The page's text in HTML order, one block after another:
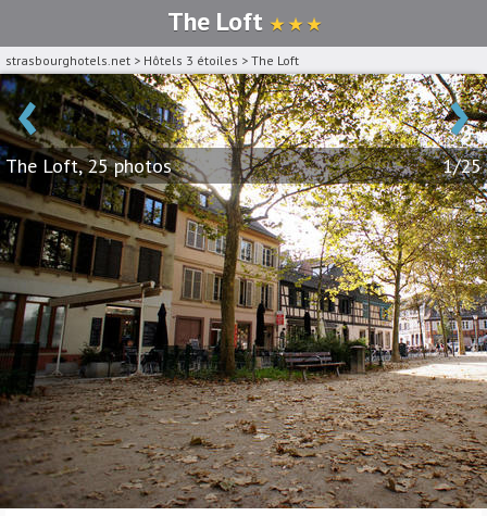
The Loft ★ ★ ★
strasbourghotels.net > Hôtels 3 étoiles > The Loft
‹ ›
The Loft, 25 photos 1/25